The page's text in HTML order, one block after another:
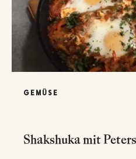
GEMÜSE
Shakshuka mit